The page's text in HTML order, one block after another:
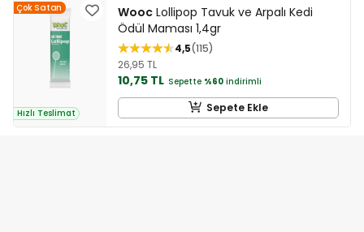
Çok Satan
Hızlı Teslimat
Wooc Lollipop Tavuk ve Arpalı Kedi
Ödül Maması 1,4gr
4,5 115
26,95 TL
10,75 TL Sepette %60 indirimli
Sepete Ekle